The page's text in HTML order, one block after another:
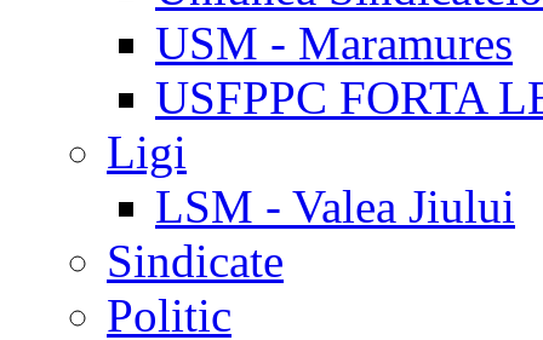
USM - Maramures
USFPPC FORTA
Ligi
LSM - Valea Jiului
Sindicate
Politic